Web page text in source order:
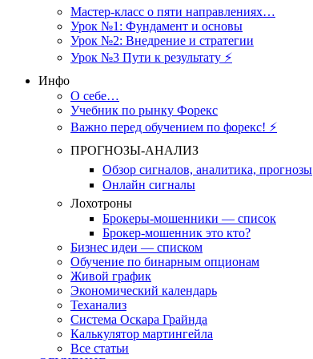
Мастер-класс о пяти направлениях…
Урок №1: Фундамент и основы
Урок №2: Внедрение и стратегии
Урок №3 Пути к результату ⚡️
Инфо
О себе…
Учебник по рынку Форекс
Важно перед обучением по форекс! ⚡
ПРОГНОЗЫ-АНАЛИЗ
Обзор сигналов, аналитика, прогнозы
Онлайн сигналы
Лохотроны
Брокеры-мошенники — список
Брокер-мошенник это кто?
Бизнес идеи — списком
Обучение по бинарным опционам
Живой график
Экономический календарь
Теханализ
Система Оскара Грайнда
Калькулятор мартингейла
Все статьи